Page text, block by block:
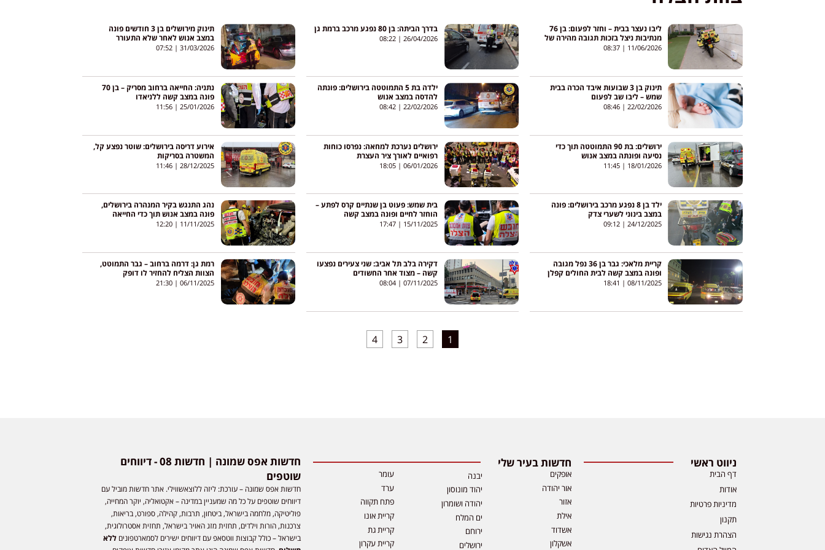
ליבו נעצר בבית – וחזר לפעום: בן 76
מנתיבות ניצל בזכות תגובה מהירה של
כונני החירום
11/06/2026
08:37
בדרך הביתה: בן 80 נפגע מרכב ברמת גן
26/04/2026
תינוק מירושלים בן 3 חודשים פונה
במצב אנוש לאחר שלא התעורר
31/03/2026
07:52
תינוק בן 3 שבועות איבד הכרה בבית
שמש – ליבו שב לפעום
22/02/2026
08:46
ילדה בת 5 התמוטטה בירושלים: פונתה
להדסה במצב אנוש
22/02/2026
נתניה: החייאה ברחוב מסריק – בן 70
פונה במצב קשה ללניאדו
25/01/2026
11:56
ירושלים: בת 90 התמוטטה תוך כדי
נסיעה ופונתה במצב אנוש
18/01/2026
11:45
ירושלים נערכת למחאה: נפרסו כוחות
רפואיים לאורך ציר העצרת
06/01/2026
אירוע דריסה בירושלים: שוטר נפצע קל,
המשטרה בסריקות
28/12/2025
11:46
ילד בן 8 נפגע מרכב בירושלים: פונה
במצב בינוני לשערי צדק
24/12/2025
09:12
בית שמש: פעוט בן שנתיים קרס לפתע –
הוחזר לחיים ופונה במצב קשה
15/11/2025
נהג התנגש בקיר המנהרה בירושלים,
פונה במצב אנוש תוך כדי החייאה
11/11/2025
12:20
קריית מלאכי: גבר בן 36 נפל מגובה
ופונה במצב קשה לבית החולים קפלן
08/11/2025
דקירה בלב תל אביב: שני צעירים נפצעו
קשה – מצוד אחר החשודים
07/11/2025
רמת גן: דרמה ברחוב – גבר התמוטט,
הצוות הצליח להחזיר לו דופק
06/11/2025
21:30
1
2
3
4
ניווט ראשי
דף הבית
אודות
מדיניות פרטיות
תקנון
הצהרת נגישות
חדשות בעיר שלי
אופקים
אור יהודה
אזור
אילת
אשדוד
אשקלון
יבנה
יהוד מונוסון
יהודה ושומרון
ים המלח
ירוחם
ירושלים
עומר
ערד
פתח תקווה
קריית אונו
קריית גת
קריית עקרון
חדשות אפס שמונה | חדשות 08 - דיווחים
שוטפים
חדשות אפס שמונה – עורכת: ליזה ללוצאשווילי. אתר חדשות מוביל עם
דיווחים שוטפים על כל מה שמעניין במדינה – אקטואליה, יוקר המחייה,
פוליטיקה, מלחמה בישראל, ביטחון, תרבות, קהילה, ספורט, בריאות,
צרכנות, הורות וילדים, תחזית מזג האויר בישראל, תחזית אסטרולוגית,
בישראל – כולל קבוצות ווטסאפ עם דיווחים ישירים לסמארטפוניםללא